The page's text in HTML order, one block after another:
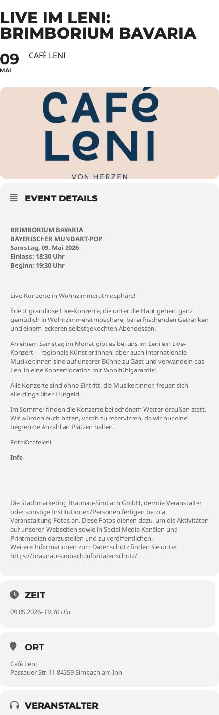
LIVE IM LENI:
BRIMBORIUM BAVARIA
09
MAI
CAFÈ LENI
EVENT DETAILS
BRIMBORIUM BAVARIA
BAYERISCHER MUNDART-POP
Samstag, 09. Mai 2026
Einlass: 18:30 Uhr
Beginn: 19:30 Uhr
Live-Konzerte in Wohnzimmeratmosphäre!
Erlebt grandiose Live-Konzerte, die unter die Haut gehen, ganz
gemütlich in Wohnzimmeratmosphäre, bei erfrischenden Getränken
und einem leckeren selbstgekochten Abendessen.
An einem Samstag im Monat gibt es bei uns im Leni ein Live-
Konzert – regionale Künstler:innen, aber auch internationale
Musiker:innen sind auf unserer Bühne zu Gast und verwandeln das
Leni in eine Konzertlocation mit Wohlfühlgarantie!
Alle Konzerte sind ohne Eintritt, die Musiker:innen freuen sich
allerdings über Hutgeld.
Im Sommer finden die Konzerte bei schönem Wetter draußen statt.
Wir würden euch bitten, vorab zu reservieren, da wir nur eine
begrenzte Anzahl an Plätzen haben.
Foto©cafeleni
Info
Die Stadtmarketing Braunau-Simbach GmbH, der/die Veranstalter
oder sonstige Institutionen/Personen fertigen bei o.a.
Veranstaltung Fotos an. Diese Fotos dienen dazu, um die Aktivitäten
auf unseren Webseiten sowie in Social Media Kanälen und
Printmedien darzustellen und zu veröffentlichen.
Weitere Informationen zum Datenschutz finden Sie unter
https://braunau-simbach.info/datenschutz/
ZEIT
09.05.2026- 19:30 Uhr
ORT
Cafè Leni
Passauer Str. 11 84359 Simbach am Inn
VERANSTALTER